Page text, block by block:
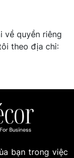
về quyền riêng
theo địa chỉ:
bạn trong việc